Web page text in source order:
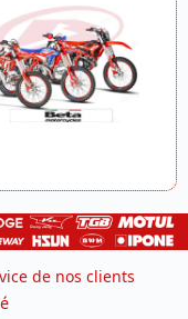
de nos clients